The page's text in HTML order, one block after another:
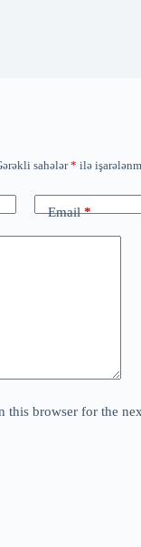
sahələr* ilə
Email*
this browser for the